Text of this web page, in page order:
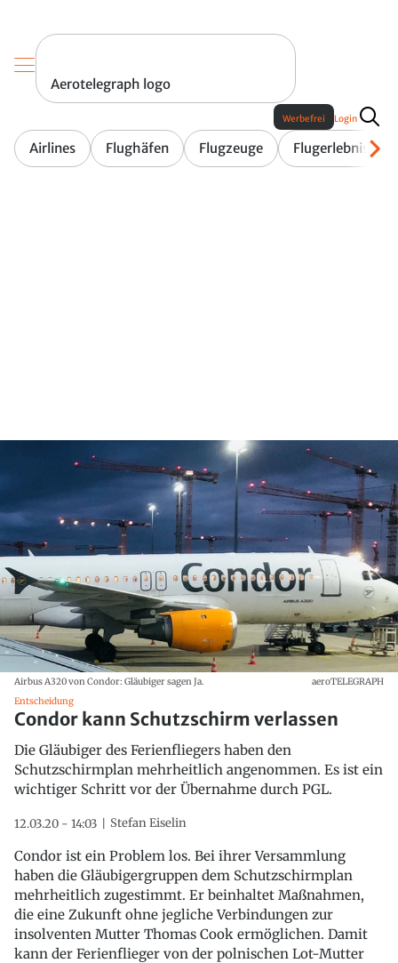
Aerotelegraph logo
Airlines Flughäfen Flugzeuge Flugerlebnis
Werbefrei Login
Airbus A320 von Condor: Gläubiger sagen Ja.
aeroTELEGRAPH
Entscheidung
Condor kann Schutzschirm verlassen
Die Gläubiger des Ferienfliegers haben den
Schutzschirmplan mehrheitlich angenommen. Es ist ein
wichtiger Schritt vor der Übernahme durch PGL.
12.03.20 - 14:03 Stefan Eiselin
Condor ist ein Problem los. Bei ihrer Versammlung
haben die Gläubigergruppen dem Schutzschirmplan
mehrheitlich zugestimmt. Er beinhaltet Maßnahmen,
die eine Zukunft ohne jegliche Verbindungen zur
insolventen Mutter Thomas Cook ermöglichen. Damit
kann der Ferienflieger von der polnischen Lot-Mutter